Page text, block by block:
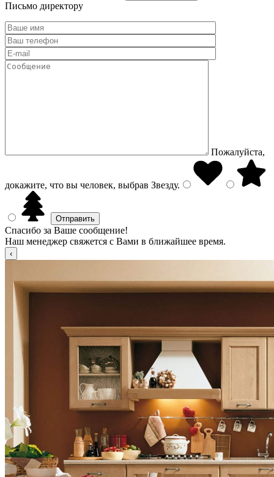
Письмо директору
Пожалуйста,
докажите, что вы человек, выбрав Звезду.
Спасибо за Ваше сообщение!
Наш менеджер свяжется с Вами в ближайшее время.